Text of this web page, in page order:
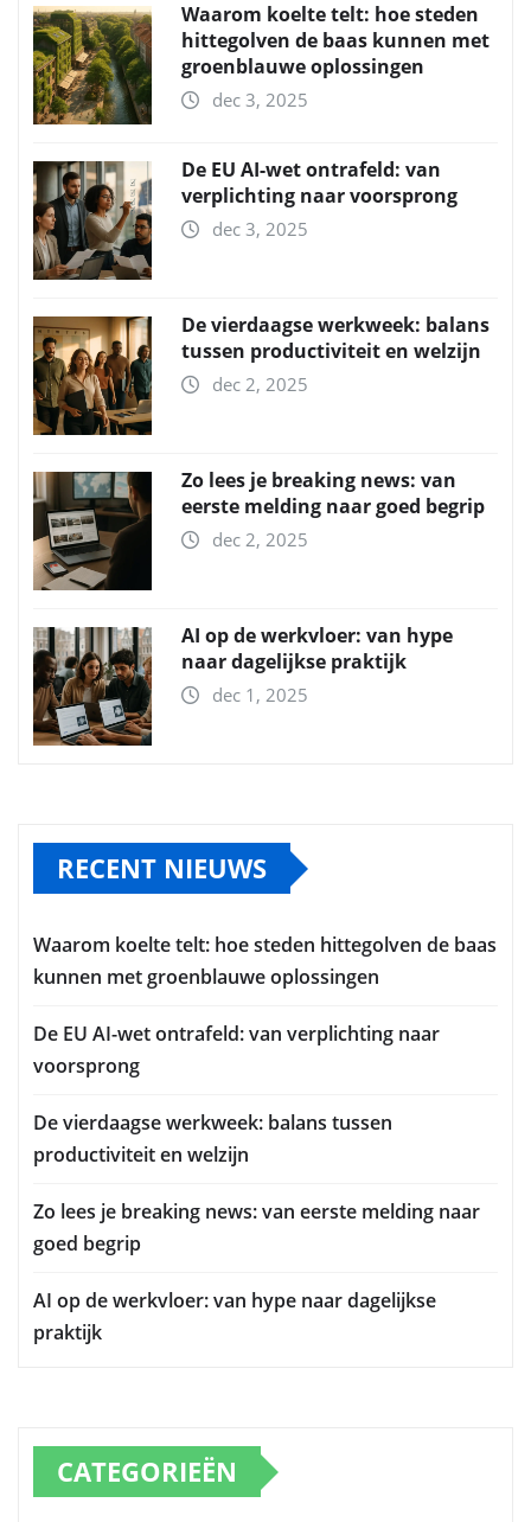
Waarom koelte telt: hoe steden
hittegolven de baas kunnen met
groenblauwe oplossingen
dec 3, 2025
De EU AI-wet ontrafeld: van
verplichting naar voorsprong
dec 3, 2025
De vierdaagse werkweek: balans
tussen productiviteit en welzijn
dec 2, 2025
Zo lees je breaking news: van
eerste melding naar goed begrip
dec 2, 2025
AI op de werkvloer: van hype
naar dagelijkse praktijk
dec 1, 2025
RECENT NIEUWS
Waarom koelte telt: hoe steden hittegolven de baas
kunnen met groenblauwe oplossingen
De EU AI-wet ontrafeld: van verplichting naar
voorsprong
De vierdaagse werkweek: balans tussen
productiviteit en welzijn
Zo lees je breaking news: van eerste melding naar
goed begrip
AI op de werkvloer: van hype naar dagelijkse
praktijk
CATEGORIEËN